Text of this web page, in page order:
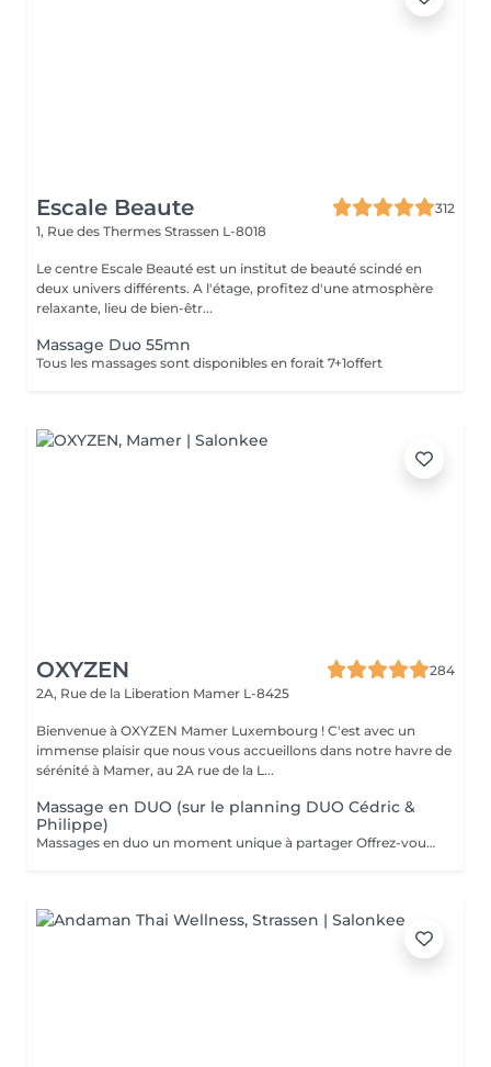
Escale Beaute
312
1, Rue des Thermes Strassen L-8018
Le centre Escale Beauté est un institut de beauté scindé en
deux univers différents. A l'étage, profitez d'une atmosphère
relaxante, lieu de bien-êtr...
Massage Duo 55mn
Tous les massages sont disponibles en forait 7+1offert
OXYZEN
284
2A, Rue de la Liberation Mamer L-8425
Bienvenue à OXYZEN Mamer Luxembourg ! C'est avec un
immense plaisir que nous vous accueillons dans notre havre de
sérénité à Mamer, au 2A rue de la L...
Massage en DUO (sur le planning DUO Cédric &
Philippe)
Massages en duo un moment unique à partager Offrez-vous une expérience de bien-être à deux grâce à nos massages en duo, pensés pour créer complicité, détente et harmonie. Que ce soit avec votre partenaire, un proche ou un ami, profitez ensemble d'une parenthèse hors du temps où les tensions disparaissent et où l'énergie se renouvelle. Un massage en duo est aussi une idée cadeau idéale pour surprendre et faire plaisir. Déconseillé aux femmes enceintes. Pour en savoir plus, cliquez ici : https://www.oxyzen.lu/massages/massage-corps-duo.html Avertissement : Nos soins sont dédiés au bien-être et à la relaxation. Ils ne remplacent pas un suivi médical et ne relèvent pas de la kinésithérapie.